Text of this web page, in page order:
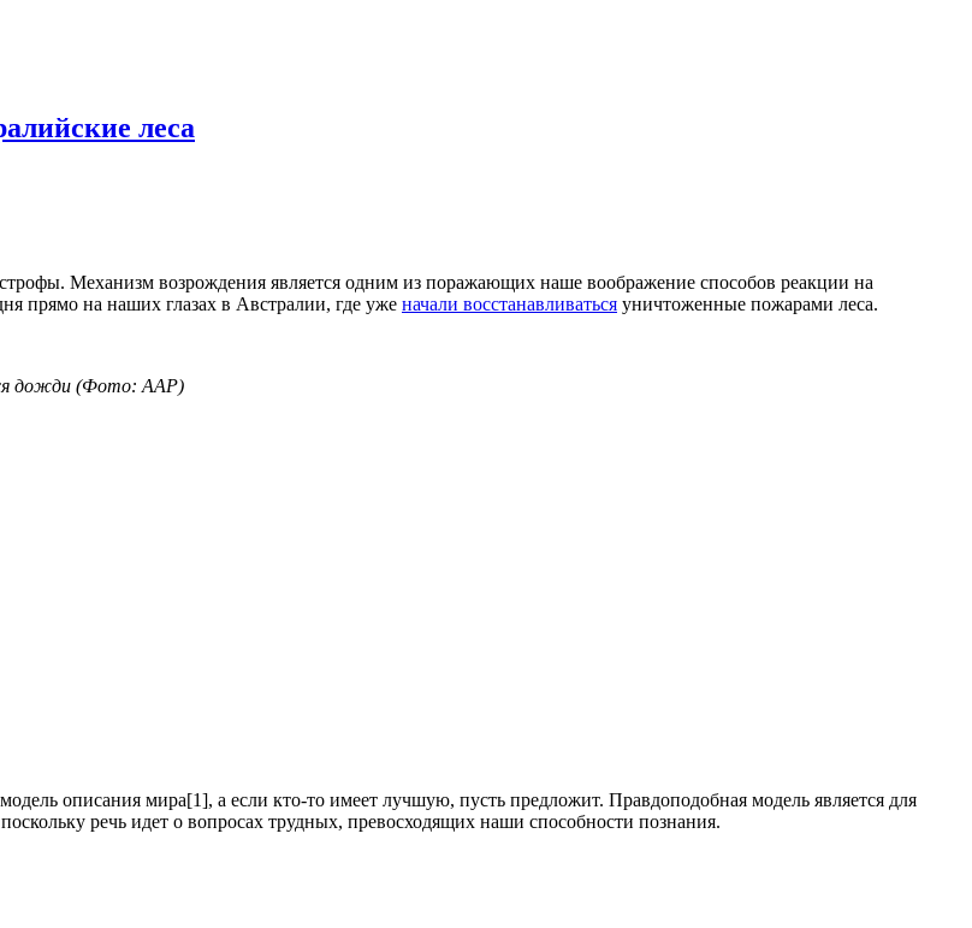
леса
Механизм возрождения является одним из поражающих наше воображение способов реакции на
прямо на наших глазах в Австралии, где уже начали восстанавливаться уничтоженные пожарами леса.
дожди (Фото: AAP)
описания мира[1], а если кто-то имеет лучшую, пусть предложит. Правдоподобная модель является для
речь идет о вопросах трудных, превосходящих наши способности познания.